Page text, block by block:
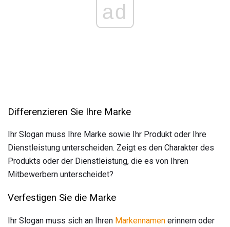
ad
Differenzieren Sie Ihre Marke
Ihr Slogan muss Ihre Marke sowie Ihr Produkt oder Ihre
Dienstleistung unterscheiden. Zeigt es den Charakter des
Produkts oder der Dienstleistung, die es von Ihren
Mitbewerbern unterscheidet?
Verfestigen Sie die Marke
Ihr Slogan muss sich an Ihren Markennamen erinnern oder